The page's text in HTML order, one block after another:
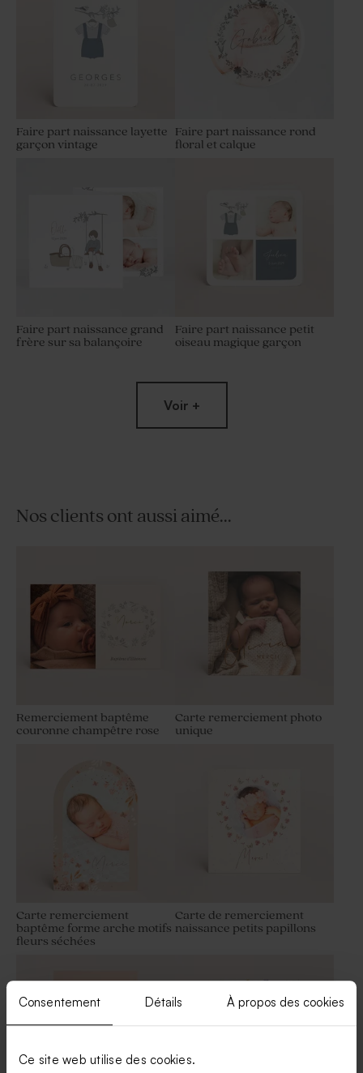
Consentement Détails À propos des cookies
Ce site web utilise des cookies.
Faire part naissance layette
garçon vintage
Faire part naissance rond
floral et calque
Faire part naissance grand
frère sur sa balançoire
Faire part naissance petit
oiseau magique garçon
Voir +
Nos clients ont aussi aimé...
Remerciement baptême
couronne champêtre rose
Carte remerciement photo
unique
Carte remerciement
baptême forme arche motifs
fleurs séchées
Carte de remerciement
naissance petits papillons